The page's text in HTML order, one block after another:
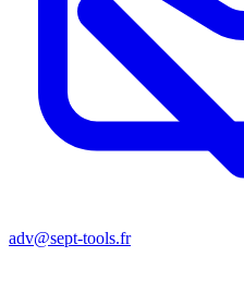
adv@sept-tools.fr